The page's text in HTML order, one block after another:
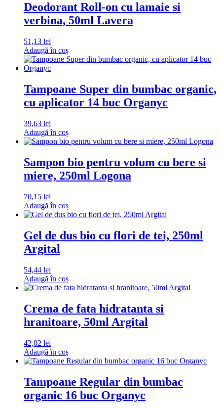
Deodorant Roll-on cu lamaie si
verbina, 50ml Lavera
51,13 lei
Adaugă în coș
Tampoane Super din bumbac organic,
cu aplicator 14 buc Organyc
39,63 lei
Adaugă în coș
Sampon bio pentru volum cu bere si
miere, 250ml Logona
70,15 lei
Adaugă în coș
Gel de dus bio cu flori de tei, 250ml
Argital
54,44 lei
Adaugă în coș
Crema de fata hidratanta si
hranitoare, 50ml Argital
42,02 lei
Adaugă în coș
Tampoane Regular din bumbac
organic 16 buc Organyc